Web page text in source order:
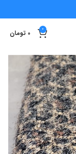
0
0 تومان